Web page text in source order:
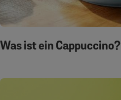
Was ist ein Cappuccino?